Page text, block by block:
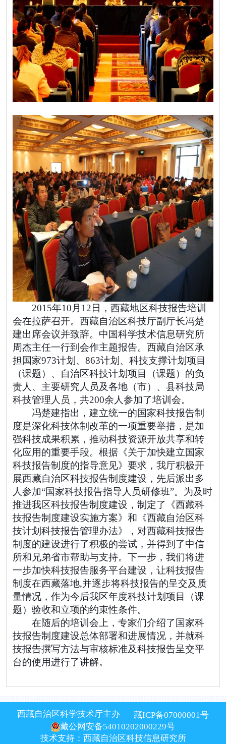
2015年10月12日，西藏地区科技报告培训
会在拉萨召开。西藏自治区科技厅副厅长冯楚
建出席会议并致辞。中国科学技术信息研究所
周杰主任一行到会作主题报告。西藏自治区承
担国家973计划、863计划、科技支撑计划项目
（课题）、自治区科技计划项目（课题）的负
责人、主要研究人员及各地（市）、县科技局
科技管理人员，共200余人参加了培训会。
冯楚建指出，建立统一的国家科技报告制
度是深化科技体制改革的一项重要举措，是加
强科技成果积累，推动科技资源开放共享和转
化应用的重要手段。根据《关于加快建立国家
科技报告制度的指导意见》要求，我厅积极开
展西藏自治区科技报告制度建设，先后派出多
人参加“国家科技报告指导人员研修班”。为及时
推进我区科技报告制度建设，制定了《西藏科
技报告制度建设实施方案》和《西藏自治区科
技计划科技报告管理办法》，对西藏科技报告
制度的建设进行了积极的尝试，并得到了中信
所和兄弟省市帮助与支持。下一步，我们将进
一步加快科技报告服务平台建设，让科技报告
制度在西藏落地,并逐步将科技报告的呈交及质
量情况，作为今后我区年度科技计划项目（课
题）验收和立项的约束性条件。
在随后的培训会上，专家们介绍了国家科
技报告制度建设总体部署和进展情况，并就科
技报告撰写方法与审核标准及科技报告呈交平
台的使用进行了讲解。
西藏自治区科学技术厅主办
藏ICP备07000001号
藏公网安备54010202000229号
技术支持：西藏自治区科技信息研究所